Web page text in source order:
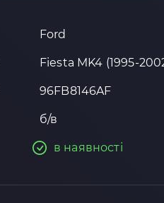
Ford
Fiesta MK4 (1995-
96FB8146AF
б/в
в наявності